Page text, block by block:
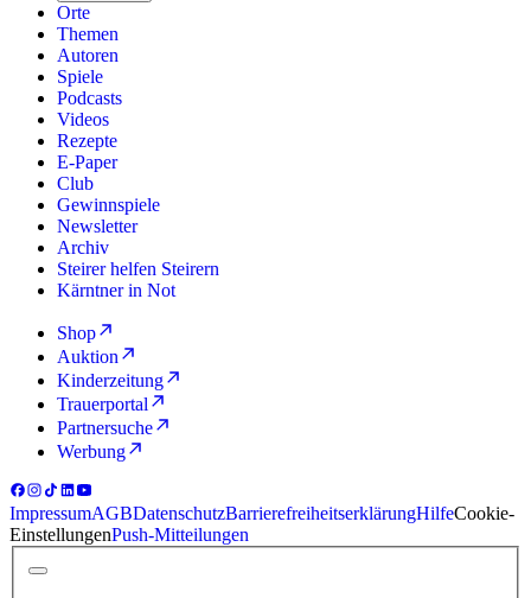
Orte
Themen
Autoren
Spiele
Podcasts
Videos
Rezepte
E-Paper
Club
Gewinnspiele
Newsletter
Archiv
Steirer helfen Steirern
Kärntner in Not
Shop
Auktion
Kinderzeitung
Trauerportal
Partnersuche
Werbung
ImpressumAGBDatenschutzBarrierefreiheitserklärungHilfeCookie-
EinstellungenPush-Mitteilungen